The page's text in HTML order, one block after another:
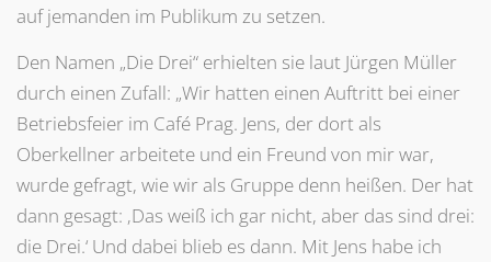
auf jemanden im Publikum zu setzen.
Den Namen „Die Drei“ erhielten sie laut Jürgen Müller
durch einen Zufall: „Wir hatten einen Auftritt bei einer
Betriebsfeier im Café Prag. Jens, der dort als
Oberkellner arbeitete und ein Freund von mir war,
wurde gefragt, wie wir als Gruppe denn heißen. Der hat
dann gesagt: ‚Das weiß ich gar nicht, aber das sind drei:
die Drei.‘ Und dabei blieb es dann. Mit Jens habe ich